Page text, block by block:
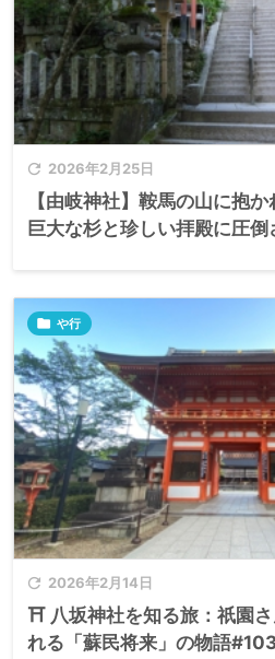
 2026年2月25日
【由岐神社】鞍馬の山に抱か
巨大な杉と珍しい拝殿に圧
 2026年2月14日
 や行
⛩️ 八坂神社を知る旅：祇園
れる「蘇民将来」の物語